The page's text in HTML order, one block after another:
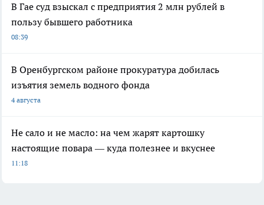
В Гае суд взыскал с предприятия 2 млн рублей в
пользу бывшего работника
08:39
В Оренбургском районе прокуратура добилась
изъятия земель водного фонда
4 августа
Не сало и не масло: на чем жарят картошку
настоящие повара — куда полезнее и вкуснее
11:18